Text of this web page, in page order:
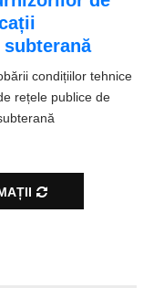
condițiilor tehnice
rețele publice de